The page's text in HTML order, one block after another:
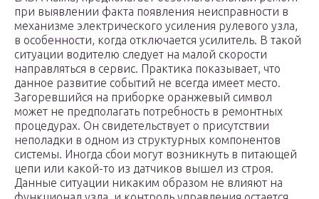
при выявлении факта появления неисправности в
механизме электрического усиления рулевого узла,
в особенности, когда отключается усилитель. В такой
ситуации водителю следует на малой скорости
направляться в сервис. Практика показывает, что
данное развитие событий не всегда имеет место.
Загоревшийся на приборке оранжевый символ
может не предполагать потребность в ремонтных
процедурах. Он свидетельствует о присутствии
неполадки в одном из структурных компонентов
системы. Иногда сбои могут возникнуть в питающей
цепи или какой-то из датчиков вышел из строя.
Данные ситуации никаким образом не влияют на